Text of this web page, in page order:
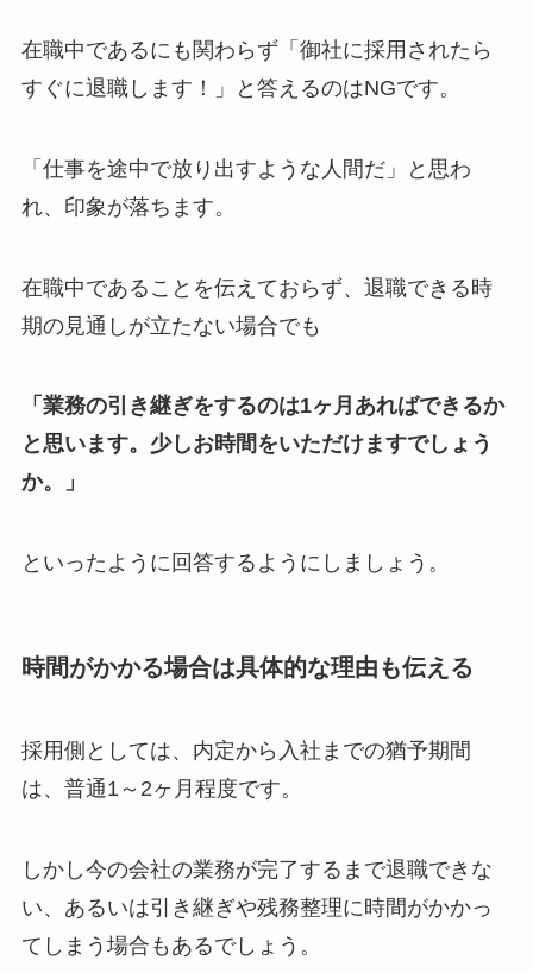
在職中であるにも関わらず「御社に採用されたら
すぐに退職します！」と答えるのはNGです。
「仕事を途中で放り出すような人間だ」と思わ
れ、印象が落ちます。
在職中であることを伝えておらず、退職できる時
期の見通しが立たない場合でも
「業務の引き継ぎをするのは1ヶ月あればできるか
と思います。少しお時間をいただけますでしょう
か。」
といったように回答するようにしましょう。
時間がかかる場合は具体的な理由も伝える
採用側としては、内定から入社までの猶予期間
は、普通1～2ヶ月程度です。
しかし今の会社の業務が完了するまで退職できな
い、あるいは引き継ぎや残務整理に時間がかかっ
てしまう場合もあるでしょう。